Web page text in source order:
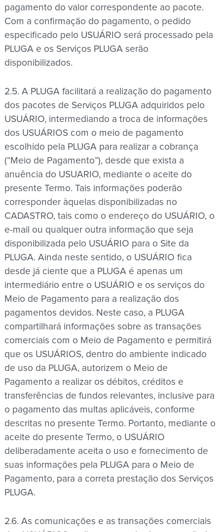
pagamento do valor correspondente ao pacote.
Com a confirmação do pagamento, o pedido
especificado pelo USUÁRIO será processado pela
PLUGA e os Serviços PLUGA serão
disponibilizados.
2.5. A PLUGA facilitará a realização do pagamento
dos pacotes de Serviços PLUGA adquiridos pelo
USUÁRIO, intermediando a troca de informações
dos USUÁRIOS com o meio de pagamento
escolhido pela PLUGA para realizar a cobrança
(“Meio de Pagamento”), desde que exista a
anuência do USUARIO, mediante o aceite do
presente Termo. Tais informações poderão
corresponder àquelas disponibilizadas no
CADASTRO, tais como o endereço do USUÁRIO, o
e-mail ou qualquer outra informação que seja
disponibilizada pelo USUÁRIO para o Site da
PLUGA. Ainda neste sentido, o USUÁRIO fica
desde já ciente que a PLUGA é apenas um
intermediário entre o USUÁRIO e os serviços do
Meio de Pagamento para a realização dos
pagamentos devidos. Neste caso, a PLUGA
compartilhará informações sobre as transações
comerciais com o Meio de Pagamento e permitirá
que os USUÁRIOS, dentro do ambiente indicado
de uso da PLUGA, autorizem o Meio de
Pagamento a realizar os débitos, créditos e
transferências de fundos relevantes, inclusive para
o pagamento das multas aplicáveis, conforme
descritas no presente Termo. Portanto, mediante o
aceite do presente Termo, o USUÁRIO
deliberadamente aceita o uso e fornecimento de
suas informações pela PLUGA para o Meio de
Pagamento, para a correta prestação dos Serviços
PLUGA.
2.6. As comunicações e as transações comerciais